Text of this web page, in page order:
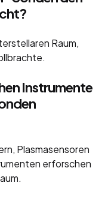
Raum,
Instrumente
Plasmasensoren
erforschen